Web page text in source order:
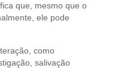
que, mesmo que o
ele pode
como
salivação